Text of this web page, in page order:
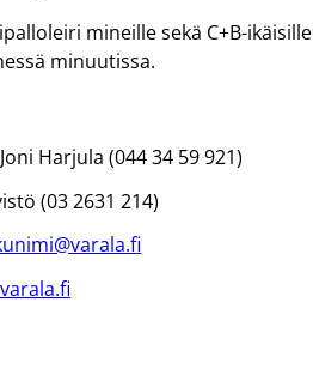
mineille sekä C+B-
minuutissa.
Harjula (044 34 59 921)
(03 2631 214)